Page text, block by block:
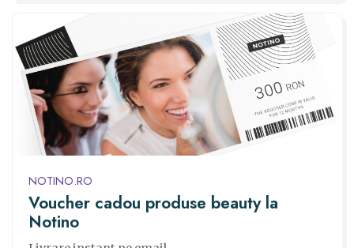
NOTINO.RO
Voucher cadou produse beauty la
Notino